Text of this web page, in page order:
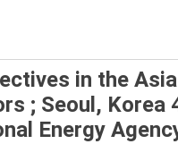
in the
; Seoul, Korea
Energy